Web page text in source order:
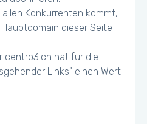
allen Konkurrenten kommt,
dieser Seite
centro3.ch hat für die
Links" einen Wert